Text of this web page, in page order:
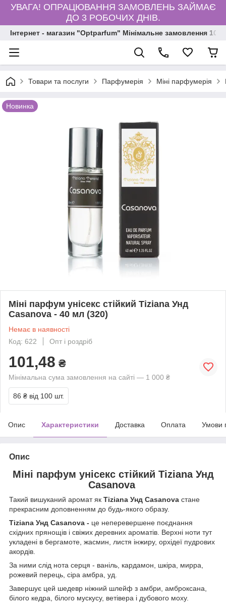
УВАГА! ОПРАЦЮВАННЯ ЗАМОВЛЕНЬ ЗАЙМАЄ
ДО 3 РОБОЧИХ ДНІВ.
Інтернет - магазин "Optparfum" Мінімальне замовлення
Товари та послуги Парфумерія Міні парфумерія
Новинка
Міні парфум унісекс стійкий Tiziana Унд
Casanova - 40 мл (320)
Немає в наявності
Код: 622
Опт і роздріб
101,48 ₴
Мінімальна сума замовлення на сайті — 1 000 ₴
86 ₴ від 100 шт.
Опис Характеристики Доставка Оплата Умови
Опис
Міні парфум унісекс стійкий Tiziana Унд
Casanova
Такий вишуканий аромат як Tiziana Унд Casanova стане
прекрасним доповненням до будь-якого образу.
Tiziana Унд Casanova - це неперевершене поєднання
східних прянощів і свіжих деревних ароматів. Верхні ноти тут
укладені в бергамоте, жасмин, листя інжиру, орхідеї пудрових
акордів.
За ними слід нота серця - ваніль, кардамон, шкіра, мирра,
рожевий перець, сіра амбра, уд.
Завершує цей шедевр ніжний шлейф з амбри, амброксана,
білого кедра, білого мускусу, ветівера і дубового моху.